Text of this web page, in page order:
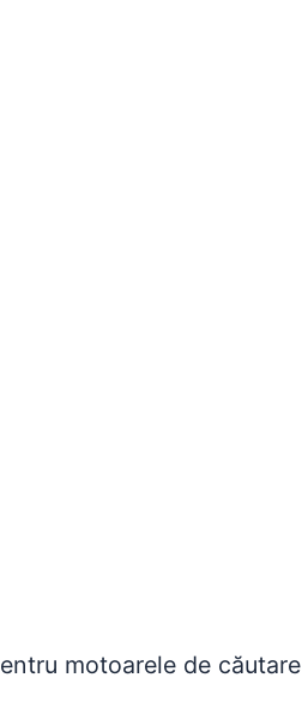
motoarele de căutare